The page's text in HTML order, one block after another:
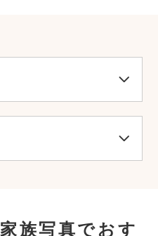
族写真でおす